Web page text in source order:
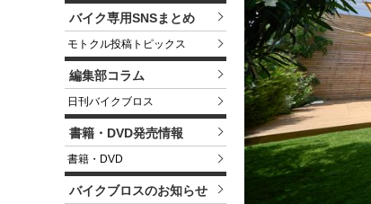
バイク専用SNSまとめ
モトクル投稿トピックス
編集部コラム
日刊バイクブロス
書籍・DVD発売情報
書籍・DVD
バイクブロスのお知らせ